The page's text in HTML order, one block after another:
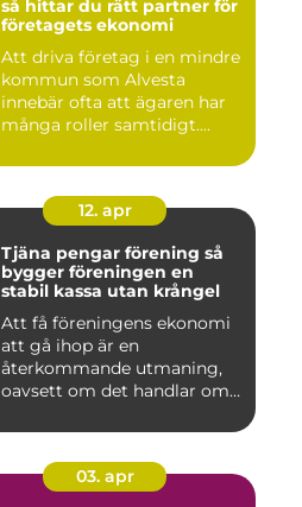
så hittar du rätt partner för
företagets ekonomi
Att driva företag i en mindre
kommun som Alvesta
innebär ofta att ägaren har
många roller samtidigt....
12. apr
Tjäna pengar förening så
bygger föreningen en
stabil kassa utan krångel
Att få föreningens ekonomi
att gå ihop är en
återkommande utmaning,
oavsett om det handlar om
03. apr